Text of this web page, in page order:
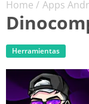
Home / Apps
Herramientas